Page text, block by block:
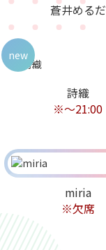
蒼井めるだ
詩織
※〜21:00
new
miria
※欠席